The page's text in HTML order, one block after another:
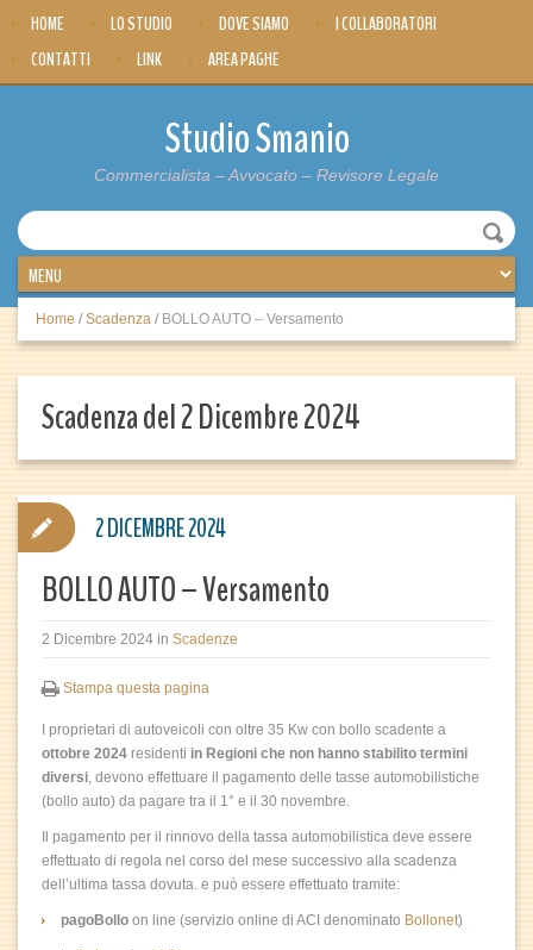
HOME LO STUDIO DOVE SIAMO
I COLLABORATORI
CONTATTI
LINK AREA PAGHE
Studio Smanio
Commercialista – Avvocato – Revisore Legale
Home / Scadenza / BOLLO AUTO – Versamento
Scadenza del 2 Dicembre 2024
BOLLO AUTO – Versamento
2 Dicembre 2024 in Scadenze
Stampa questa pagina
I proprietari di autoveicoli con oltre 35 Kw con bollo scadente a
ottobre 2024 residenti in Regioni che non hanno stabilito termini
diversi, devono effettuare il pagamento delle tasse automobilistiche
(bollo auto) da pagare tra il 1° e il 30 novembre.
Il pagamento per il rinnovo della tassa automobilistica deve essere
effettuato di regola nel corso del mese successivo alla scadenza
dell’ultima tassa dovuta. e può essere effettuato tramite:
pagoBollo on line (servizio online di ACI denominato Bollonet)
2 DICEMBRE 2024